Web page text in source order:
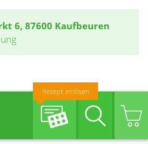
6, 87600 Kaufbeuren
Rezept einlösen
Suche